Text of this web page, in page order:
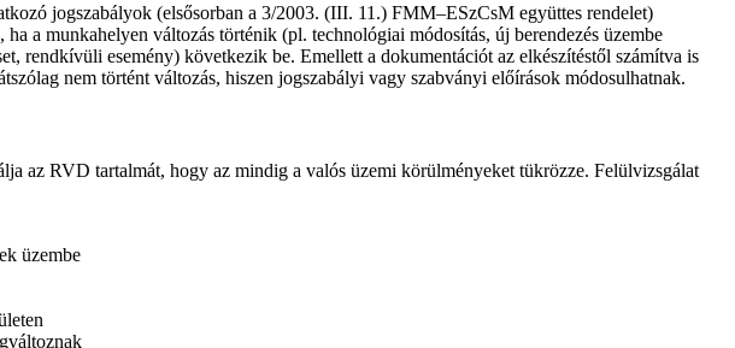
jogszabályok (elsősorban a 3/2003. (III. 11.) FMM–ESzCsM együttes rendelet)
ha a munkahelyen változás történik (pl. technológiai módosítás, új berendezés üzembe
rendkívüli esemény) következik be. Emellett a dokumentációt az elkészítéstől számítva is
nem történt változás, hiszen jogszabályi vagy szabványi előírások módosulhatnak.
az RVD tartalmát, hogy az mindig a valós üzemi körülményeket tükrözze. Felülvizsgálat
üzembe